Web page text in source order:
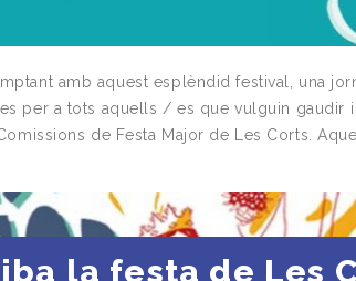
amb aquest esplèndid festival, una
per a tots aquells / es que vulguin gaudir
de Festa Major de Les Corts.
la festa de Les